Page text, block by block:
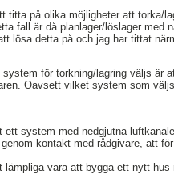
titta på olika möjligheter att
fall är då planlager/löslager med
lösa detta på och jag har tittat
för torkning/lagring väljs är
Oavsett vilket system som
system med nedgjutna
kontakt med rådgivare, att
vara att bygga ett nytt hus